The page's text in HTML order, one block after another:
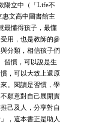
陽立中（「Life不
文高中圖書館主
最懂得孩子，最懂
用，也是教師的參
分類，相信孩子們
慣，可以說是生
，可以大致上還原
。閱讀是習慣，學
願意對自己展開實
己及人，分享對自
，這本書正是助人